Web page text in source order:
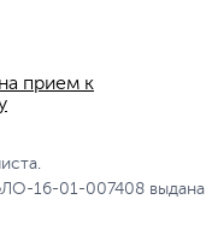
прием к
16-01-007408 выдана